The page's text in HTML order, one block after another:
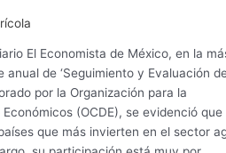
El Economista de México, en la
de ‘Seguimiento y Evaluación
por la Organización para la
(OCDE), se evidenció que
que más invierten en el sector